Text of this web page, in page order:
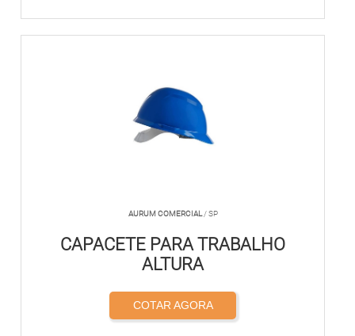
AURUM COMERCIAL/ SP
CAPACETE PARA TRABALHO
ALTURA
COTAR AGORA